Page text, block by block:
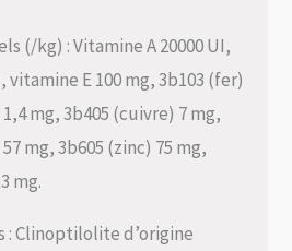
(/kg) : Vitamine A 20000 UI,
vitamine E 100 mg, 3b103 (fer)
mg, 3b405 (cuivre) 7 mg,
mg, 3b605 (zinc) 75 mg,
mg.
: Clinoptilolite d’origine